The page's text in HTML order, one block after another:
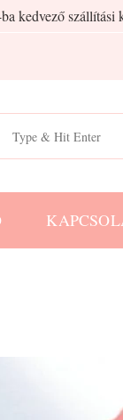
kedvező szállítási
Search